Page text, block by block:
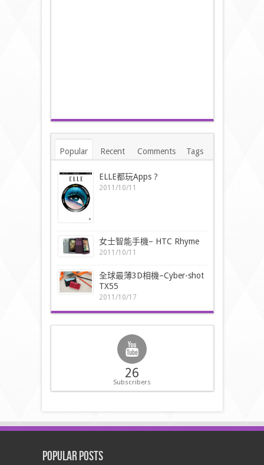
Popular Recent Comments Tags
ELLE都玩Apps ?
2011/10/11
女士智能手機– HTC Rhyme
2011/10/11
全球最薄3D相機–Cyber-shot
TX55
2011/10/17
26
Subscribers
Popular Posts